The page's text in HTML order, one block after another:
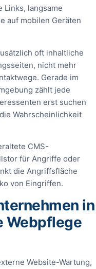
Links, langsame
auf mobilen Geräten
oft inhaltliche
nicht mehr
Gerade im
zählt jede
erst suchen
Wahrscheinlichkeit
CMS-
für Angriffe oder
die Angriffsfläche
von Eingriffen.
in
Webpflege
Website-Wartung,